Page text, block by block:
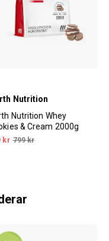
Nutrition
Nutrition Whey
& Cream 2000g
kr 799 kr